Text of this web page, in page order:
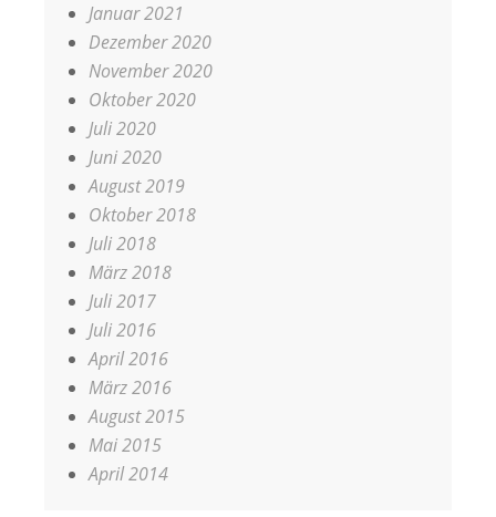
Januar 2021
Dezember 2020
November 2020
Oktober 2020
Juli 2020
Juni 2020
August 2019
Oktober 2018
Juli 2018
März 2018
Juli 2017
Juli 2016
April 2016
März 2016
August 2015
Mai 2015
April 2014